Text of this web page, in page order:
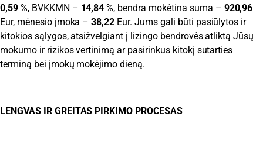
0,59 %, BVKKMN – 14,84%, bendra mokėtina suma – 920,96
Eur, mėnesio įmoka –38,22 Eur. Jums gali būti pasiūlytos ir
kitokios sąlygos, atsižvelgiant į lizingo bendrovės atliktą Jūsų
mokumo ir rizikos vertinimą ar pasirinkus kitokį sutarties
terminą bei įmokų mokėjimo dieną.
LENGVAS IR GREITAS PIRKIMO PROCESAS